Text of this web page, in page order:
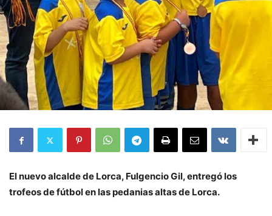
El nuevo alcalde de Lorca, Fulgencio Gil, entregó los
trofeos de fútbol en las pedanias altas de Lorca.